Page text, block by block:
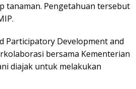
tanaman. Pengetahuan tersebut
Participatory Development and
bersama Kementerian
diajak untuk melakukan